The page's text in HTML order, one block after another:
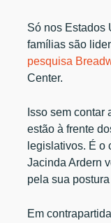
Só nos Estados
famílias são
pesquisa
Center.
Isso sem contar
estão à frente
legislativos. É o
Jacinda Ardern
pela sua
Em